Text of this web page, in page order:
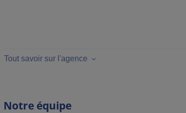
Tout savoir sur l'agence
Notre équipe